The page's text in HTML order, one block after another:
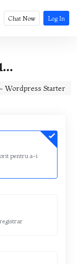
Chat Now Log In
Wordpress Starter
pentru a-i